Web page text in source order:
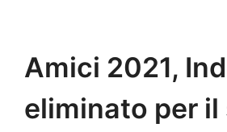
Amici 2021,
eliminato per il